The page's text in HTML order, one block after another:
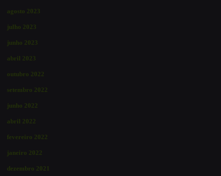
agosto 2023
julho 2023
junho 2023
abril 2023
outubro 2022
setembro 2022
junho 2022
abril 2022
fevereiro 2022
janeiro 2022
dezembro 2021